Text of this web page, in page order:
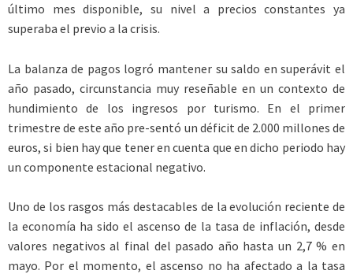
último mes disponible, su nivel a precios constantes ya
superaba el previo a la crisis.
La balanza de pagos logró mantener su saldo en superávit el
año pasado, circunstancia muy reseñable en un contexto de
hundimiento de los ingresos por turismo. En el primer
trimestre de este año pre-sentó un déficit de 2.000 millones de
euros, si bien hay que tener en cuenta que en dicho periodo hay
un componente estacional negativo.
Uno de los rasgos más destacables de la evolución reciente de
la economía ha sido el ascenso de la tasa de inflación, desde
valores negativos al final del pasado año hasta un 2,7 % en
mayo. Por el momento, el ascenso no ha afectado a la tasa